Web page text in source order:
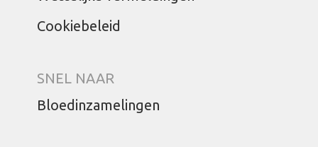
Cookiebeleid
SNEL NAAR
Bloedinzamelingen